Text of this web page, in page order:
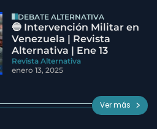
DEBATE ALTERNATIVA
🔵 Intervención Militar en
Venezuela | Revista
Alternativa | Ene 13
Revista Alternativa
enero 13, 2025
Ver más